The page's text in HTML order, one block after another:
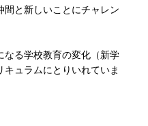
間と新しいことにチャレン
なる学校教育の変化（新学
ュラムにとりいれていま